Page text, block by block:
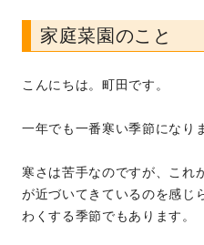
家庭菜園のこと
こんにちは。町田です。
一年でも一番寒い季節になり
寒さは苦手なのですが、これ
が近づいてきているのを感じ
わくする季節でもあります。